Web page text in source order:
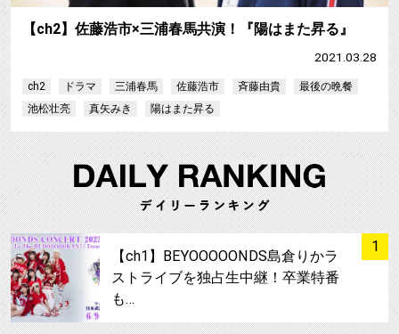
【ch2】佐藤浩市×三浦春馬共演！『陽はまた昇る』
2021.03.28
ch2 ドラマ 三浦春馬 佐藤浩市 斉藤由貴
最後の晩餐
池松壮亮
真矢みき 陽はまた昇る
1
サムネイル
【ch1】BEYOOOOONDS島倉りかラ
ストライブを独占生中継！卒業特番
も…